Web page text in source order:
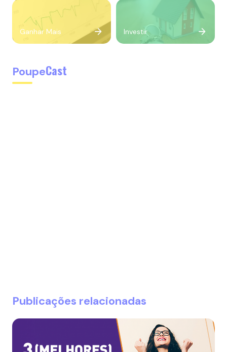
Ganhar Mais Investir
PoupeCast
Publicações relacionadas